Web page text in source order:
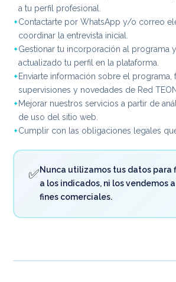
a tu perfil profesional.
Contactarte por WhatsApp y/o correo
coordinar la entrevista inicial.
Gestionar tu incorporación al programa
actualizado tu perfil en la plataforma.
Enviarte información sobre el programa,
supervisiones y novedades de Red
Mejorar nuestros servicios a partir de
de uso del sitio web.
Cumplir con las obligaciones legales
✅Nunca utilizamos tus datos para
a los indicados, ni los vendemos
fines comerciales.